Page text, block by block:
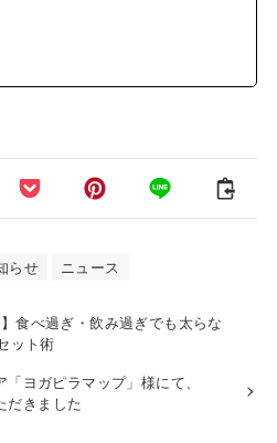
らせ ニュース
食べ過ぎ・飲み過ぎでも太らな
ット術
ヨガピラマップ」様にて、
だきました